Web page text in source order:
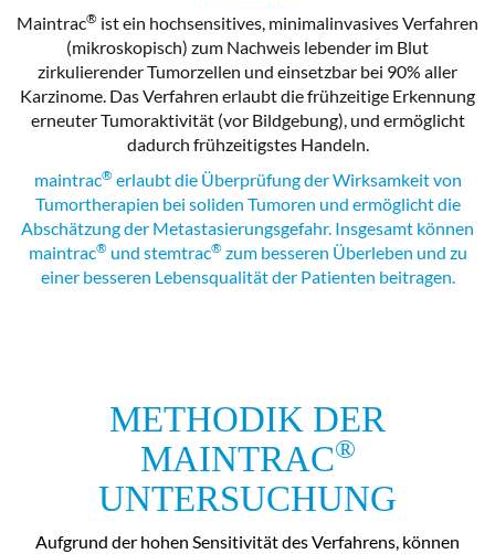
Maintrac® ist ein hochsensitives, minimalinvasives Verfahren
(mikroskopisch) zum Nachweis lebender im Blut
zirkulierender Tumorzellen und einsetzbar bei 90% aller
Karzinome. Das Verfahren erlaubt die frühzeitige Erkennung
erneuter Tumoraktivität (vor Bildgebung), und ermöglicht
dadurch frühzeitigstes Handeln.
maintrac®erlaubt die Überprüfung der Wirksamkeit von
Tumortherapien bei soliden Tumoren und ermöglicht die
Abschätzung der Metastasierungsgefahr. Insgesamt können
maintrac®und stemtrac®zum besseren Überleben und zu
einer besseren Lebensqualität der Patienten beitragen.
METHODIK DER
MAINTRAC®
UNTERSUCHUNG
Aufgrund der hohen Sensitivität des Verfahrens, können